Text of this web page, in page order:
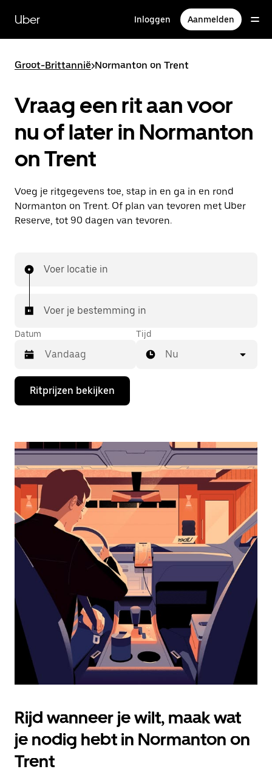
naar
hoofdinhoud
Uber Inloggen Aanmelden
Groot-Brittannië>Normanton on Trent
Vraag een rit aan voor
nu of later in Normanton
on Trent
Voeg je ritgegevens toe, stap in en ga in en rond
Normanton on Trent. Of plan van tevoren met Uber
Reserve, tot 90 dagen van tevoren.
Voer locatie in
Voer je bestemming in
Datum
Druk
de
de
te
openen
een
datum
te
selecteren.
Druk
Escape
agenda
te
sluiten.
Tijd
Nu
Ritprijzen bekijken
Rijd wanneer je wilt, maak wat
je nodig hebt in Normanton on
Trent